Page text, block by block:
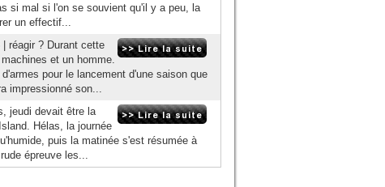
si mal si l'on se souvient qu'il y a peu, la
un effectif...
| réagir ? Durant cette
et un homme.
pour le lancement d'une saison que
impressionné son...
jeudi devait être la
Hélas, la journée
puis la matinée s'est résumée à
épreuve les...